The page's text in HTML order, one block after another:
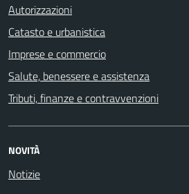
Autorizzazioni
Catasto e urbanistica
Imprese e commercio
Salute, benessere e assistenza
Tributi, finanze e contravvenzioni
NOVITÀ
Notizie